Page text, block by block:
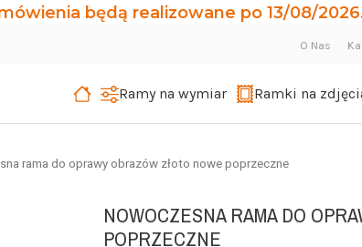
będą realizowane po 13/08/
O Nas
Ramy na wymiar Ramki na
rama do oprawy obrazów złoto nowe poprzeczne
NOWOCZESNA RAMA DO
POPRZECZNE